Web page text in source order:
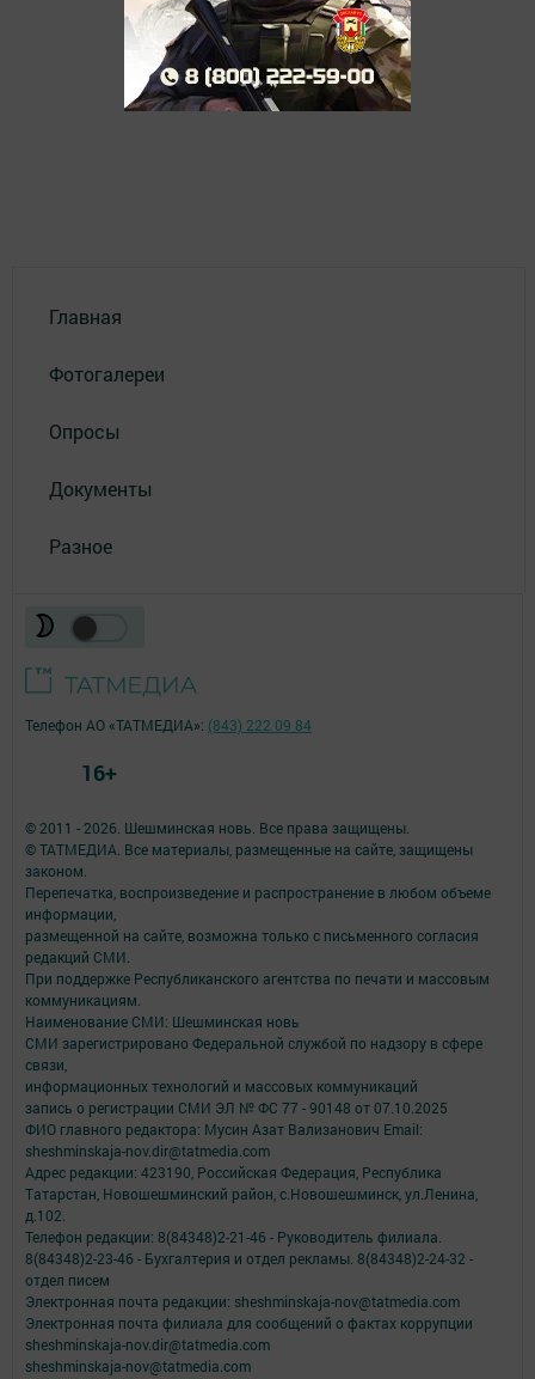
Главная
Фотогалереи
Опросы
Документы
Разное
© 2011 - 2026. Шешминская новь. Все права защищены.
© ТАТМЕДИА. Все материалы, размещенные на сайте, защищены
законом.
Перепечатка, воспроизведение и распространение в любом объеме
информации,
размещенной на сайте, возможна только с письменного согласия
редакций СМИ.
При поддержке Республиканского агентства по печати и массовым
коммуникациям.
Наименование СМИ: Шешминская новь
СМИ зарегистрировано Федеральной службой по надзору в сфере
связи,
информационных технологий и массовых коммуникаций
запись о регистрации СМИ ЭЛ № ФС 77 - 90148 от 07.10.2025
ФИО главного редактора: Мусин Азат Вализанович Email:
sheshminskaja-nov.dir@tatmedia.com
Адрес редакции: 423190, Российская Федерация, Республика
Татарстан, Новошешминский район, с.Новошешминск, ул.Ленина,
д.102.
Телефон редакции: 8(84348)2-21-46 - Руководитель филиала.
8(84348)2-23-46 - Бухгалтерия и отдел рекламы. 8(84348)2-24-32 -
отдел писем
Электронная почта редакции: sheshminskaja-nov@tatmedia.com
Электронная почта филиала для сообщений о фактах коррупции
sheshminskaja-nov.dir@tatmedia.com
sheshminskaja-nov@tatmedia.com
Телефон АО «ТАТМЕДИА»: (843) 222 09 84
16+